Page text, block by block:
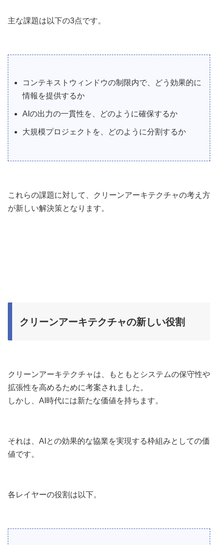
主な課題は以下の3点です。
コンテキストウィンドウの制限内で、どう効果的に
情報を提供するか
AIの出力の一貫性を、どのように確保するか
大規模プロジェクトを、どのように分割するか
これらの課題に対して、クリーンアーキテクチャの考え方
が新しい解決策となります。
クリーンアーキテクチャの新しい役割
クリーンアーキテクチャは、もともとシステムの保守性や
拡張性を高めるために考案されました。
しかし、AI時代には新たな価値を持ちます。
それは、AIとの効果的な協業を実現する枠組みとしての価
値です。
各レイヤーの役割は以下。